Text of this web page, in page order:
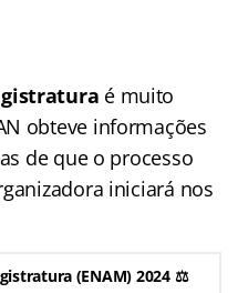
é muito
obteve informações
de que o processo
iniciará nos
(ENAM) 2024 ⚖️